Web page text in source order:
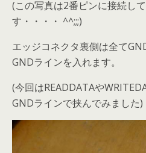
(この写真は2番ピンに接続し
す・・・・ ^^;;;)
エッジコネクタ裏側は全て
GNDラインを入れます。
(今回はREADDATAや
GNDラインで挟んでみました)